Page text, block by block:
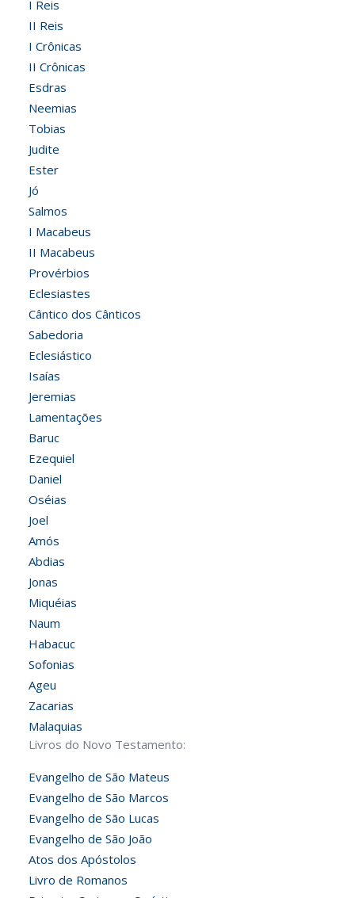
I Reis
II Reis
I Crônicas
II Crônicas
Esdras
Neemias
Tobias
Judite
Ester
Jó
Salmos
I Macabeus
II Macabeus
Provérbios
Eclesiastes
Cântico dos Cânticos
Sabedoria
Eclesiástico
Isaías
Jeremias
Lamentações
Baruc
Ezequiel
Daniel
Oséias
Joel
Amós
Abdias
Jonas
Miquéias
Naum
Habacuc
Sofonias
Ageu
Zacarias
Malaquias
Livros do Novo Testamento:
Evangelho de São Mateus
Evangelho de São Marcos
Evangelho de São Lucas
Evangelho de São João
Atos dos Apóstolos
Livro de Romanos